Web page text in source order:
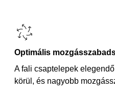
Optimális
A fali csaptelepek
körül, és nagyobb